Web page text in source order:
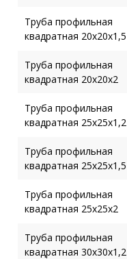
Труба профильная
квадратная 20х20х1,5
Труба профильная
квадратная 20х20х2
Труба профильная
квадратная 25х25х1,2
Труба профильная
квадратная 25х25х1,5
Труба профильная
квадратная 25х25х2
Труба профильная
квадратная 30х30х1,2